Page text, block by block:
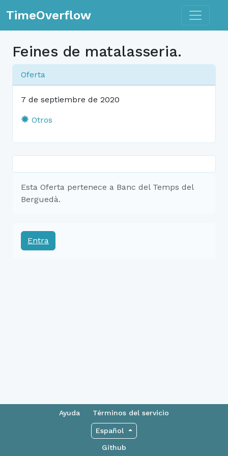
TimeOverflow Toggle
Feines de matalasseria.
Oferta
7 de septiembre de 2020
Otros
Esta Oferta pertenece a Banc del Temps del
Berguedà.
Entra
Ayuda Términos del servicio
Español
Github